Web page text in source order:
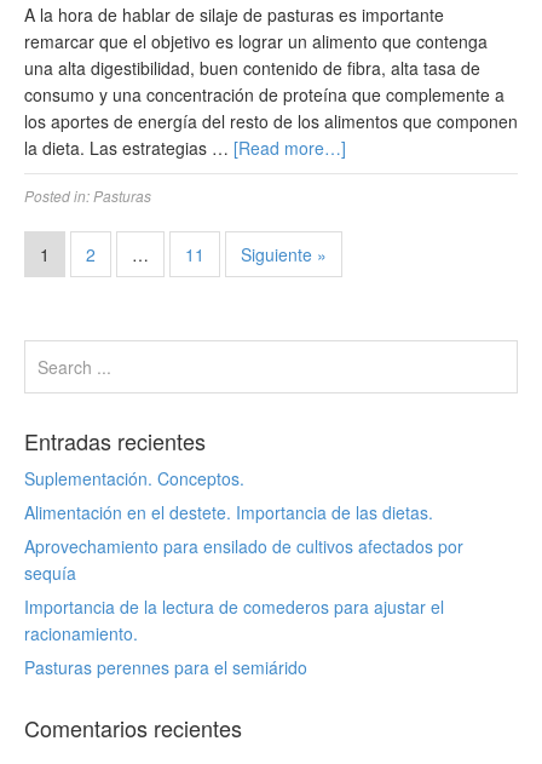
A la hora de hablar de silaje de pasturas es importante
remarcar que el objetivo es lograr un alimento que contenga
una alta digestibilidad, buen contenido de fibra, alta tasa de
consumo y una concentración de proteína que complemente a
los aportes de energía del resto de los alimentos que componen
la dieta. Las estrategias … [Read more…]
Posted in: Pasturas
1 2 … 11 Siguiente »
Entradas recientes
Suplementación. Conceptos.
Alimentación en el destete. Importancia de las dietas.
Aprovechamiento para ensilado de cultivos afectados por
sequía
Importancia de la lectura de comederos para ajustar el
racionamiento.
Pasturas perennes para el semiárido
Comentarios recientes